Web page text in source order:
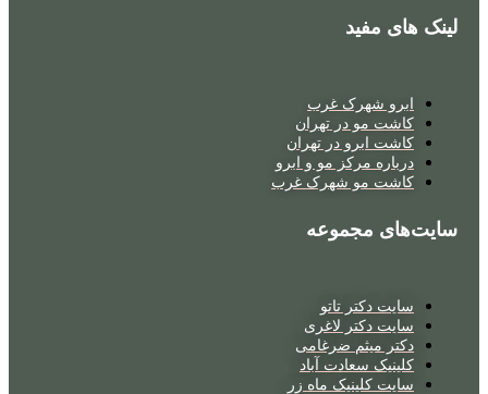
لینک های مفید
ابرو شهرک غرب
کاشت مو در تهران
کاشت ابرو در تهران
درباره مرکز مو و ابرو
کاشت مو شهرک غرب
سایت‌های مجموعه
سایت دکتر تاتو
سایت دکتر لاغری
دکتر میثم ضرغامی
کلینیک سعادت آباد
سایت کلینیک ماه زر